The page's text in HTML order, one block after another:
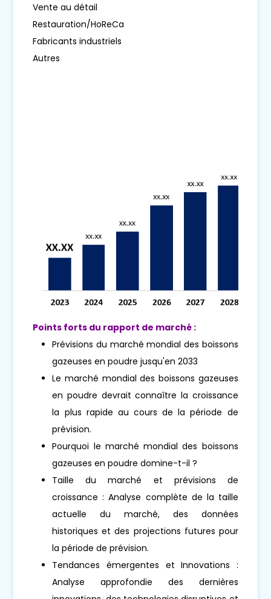
Vente au détail
Restauration/HoReCa
Fabricants industriels
Autres
Points forts du rapport de marché :
Prévisions du marché mondial des boissons
gazeuses en poudre jusqu'en 2033
Le marché mondial des boissons gazeuses
en poudre devrait connaître la croissance
la plus rapide au cours de la période de
prévision.
Pourquoi le marché mondial des boissons
gazeuses en poudre domine-t-il ?
Taille du marché et prévisions de
croissance : Analyse complète de la taille
actuelle du marché, des données
historiques et des projections futures pour
la période de prévision.
Tendances émergentes et Innovations :
Analyse approfondie des dernières